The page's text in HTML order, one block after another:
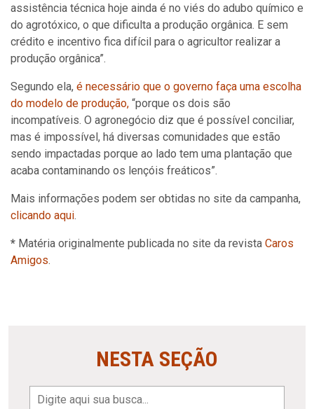
assistência técnica hoje ainda é no viés do adubo químico e
do agrotóxico, o que dificulta a produção orgânica. E sem
crédito e incentivo fica difícil para o agricultor realizar a
produção orgânica”.
Segundo ela, é necessário que o governo faça uma escolha
do modelo de produção, “porque os dois são
incompatíveis. O agronegócio diz que é possível conciliar,
mas é impossível, há diversas comunidades que estão
sendo impactadas porque ao lado tem uma plantação que
acaba contaminando os lençóis freáticos”.
Mais informações podem ser obtidas no site da campanha,
clicando aqui.
* Matéria originalmente publicada no site da revista Caros
Amigos.
NESTA SEÇÃO